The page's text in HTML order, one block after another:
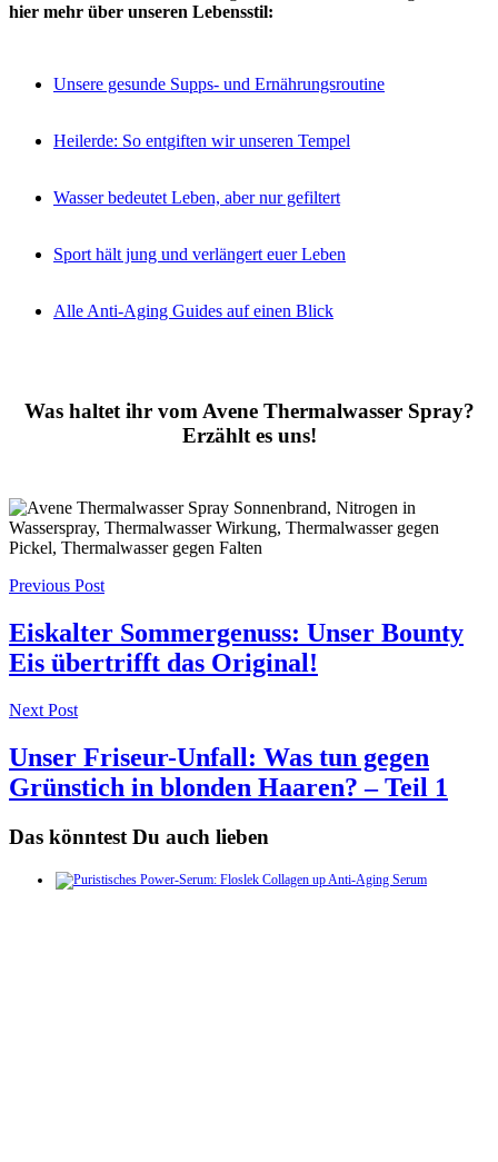
hier mehr über unseren Lebensstil:
Unsere gesunde Supps- und Ernährungsroutine
Heilerde: So entgiften wir unseren Tempel
Wasser bedeutet Leben, aber nur gefiltert
Sport hält jung und verlängert euer Leben
Alle Anti-Aging Guides auf einen Blick
Was haltet ihr vom Avene Thermalwasser Spray?
Erzählt es uns!
Post
navigation
Previous Post
Eiskalter Sommergenuss: Unser Bounty
Eis übertrifft das Original!
Next Post
Unser Friseur-Unfall: Was tun gegen
Grünstich in blonden Haaren? – Teil 1
Das könntest Du auch lieben